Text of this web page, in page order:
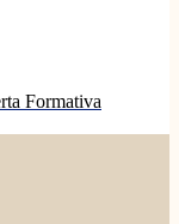
Formativa